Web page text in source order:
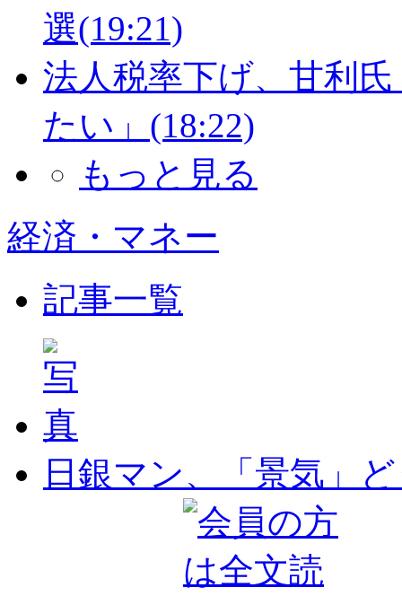
選(19:21)
法人税率下げ、甘利
たい」 (18:22)
もっと見る
経済・マネー
記事一覧
日銀マン、「景気